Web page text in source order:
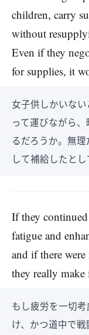
children, carry
without
Even if they
for supplies, it
女子供しかいな
って運びながら
るだろうか。無
して補給したとし
If they
fatigue and
and if there
they really
もし疲労を一切
け、かつ道中で